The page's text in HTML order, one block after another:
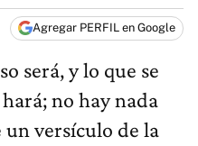
Agregar PERFIL en Google
será, y lo que se
no hay nada
un versículo de la